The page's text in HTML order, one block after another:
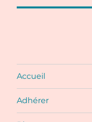
Accueil
Adhérer